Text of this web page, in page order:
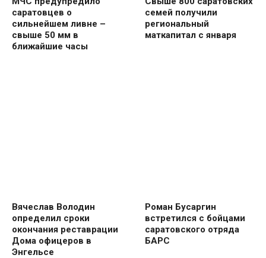
саратовцев о
сильнейшем ливне –
свыше 50 мм в
ближайшие часы
семей получили
региональный
маткапитал с января
Вячеслав Володин
определил сроки
окончания реставрации
Дома офицеров в
Энгельсе
Роман Бусаргин
встретился с бойцами
саратовского отряда
БАРС